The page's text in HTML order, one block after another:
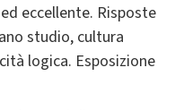
eccellente. Risposte
studio, cultura
logica. Esposizione